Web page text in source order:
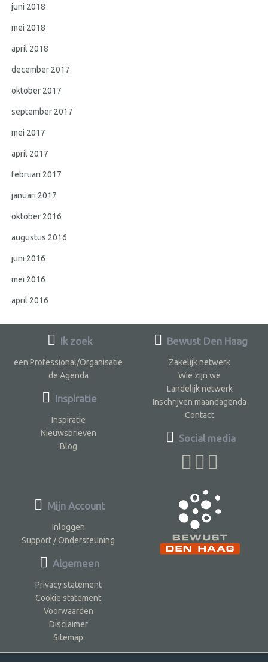
juni 2018
mei 2018
april 2018
december 2017
oktober 2017
september 2017
mei 2017
april 2017
februari 2017
januari 2017
oktober 2016
augustus 2016
juni 2016
mei 2016
april 2016
Ik zoek
een Professional/Organisatie
de Agenda
Inspiratie
Inspiratie
Nieuwsbrieven
Blog
Bewust Den Haag
Zakelijk netwerk
Wie zijn we
Landelijk netwerk
Inschrijven maandagenda
Contact
Social media
Mijn Account
Inloggen
Support / Ondersteuning
Algemeen
Privacy statement
Cookie statement
Voorwaarden
Disclaimer
Sitemap